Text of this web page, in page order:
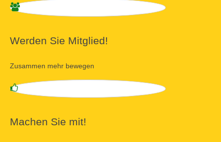
Werden Sie Mitglied!
Zusammen mehr bewegen
Machen Sie mit!